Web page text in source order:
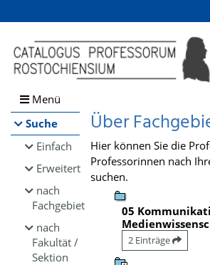
Browsen
direkt zum Inhalt
Menü
Suche
Einfach
Erweitert
nach
Fachgebiet
nach
Fakultät /
Sektion
Über
Hier können Sie die
Professorinnen nach
suchen.
05
2 Einträge